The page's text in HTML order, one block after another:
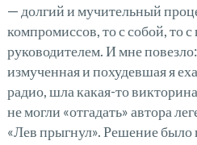
— долгий и мучительный
компромиссов, то с собой, то
руководителем. И мне
измученная и похудевшая я
радио, шла какая-то
не могли «отгадать» автора
«Лев прыгнул». Решение